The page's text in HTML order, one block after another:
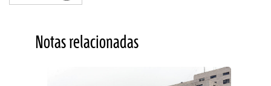
Notas relacionadas